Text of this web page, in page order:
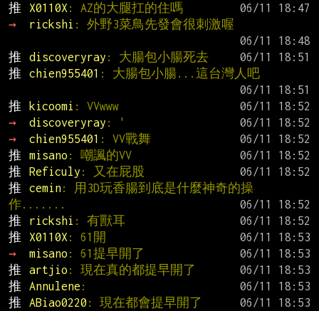
推
X0110X : AZ的大腿扛的住嗎
→
rickshi : 外野3菜鳥先發會很刺激喔
推
discoveryray : 大腸包小腸死去
推
chien955401 : 大腸包小腸...這台灣人吧
推
kicoomi : VVwww
→
discoveryray : '
→
chien955401 : VV戰舞
推
misano : 嘲諷的VV
推
Reficuly : 又在屁股
推
cemin: 用3D玩香腸到底是什麼神奇的操
作.......
推
rickshi : 有獸耳
推
X0110X : 61開
→
misano : 61提早開了
推
artjio : 現在真的都提早開了
推
Annulene :
推
ABiao0220 : 現在都會提早開了